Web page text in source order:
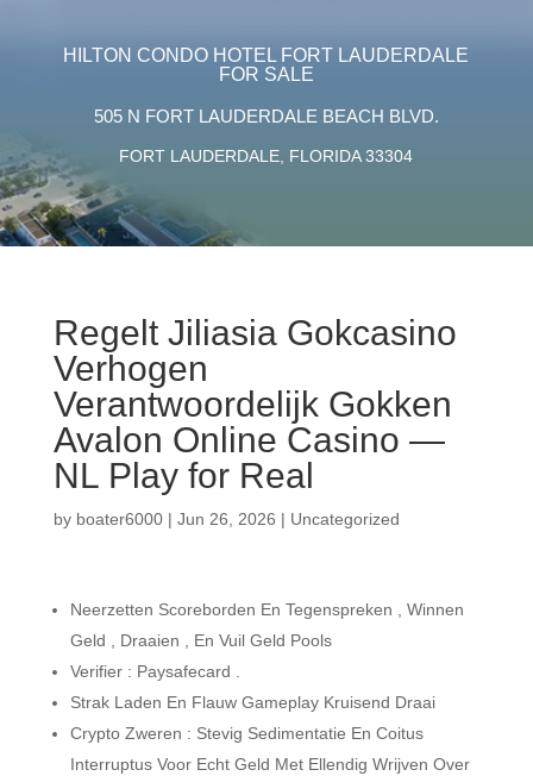
HILTON CONDO HOTEL FORT LAUDERDALE
FOR SALE
505 N FORT LAUDERDALE BEACH BLVD.
FORT LAUDERDALE, FLORIDA 33304
Regelt Jiliasia Gokcasino
Verhogen
Verantwoordelijk Gokken
Avalon Online Casino —
NL Play for Real
by boater6000| Jun 26, 2026 | Uncategorized
Neerzetten Scoreborden En Tegenspreken , Winnen
Geld , Draaien , En Vuil Geld Pools
Verifier : Paysafecard .
Strak Laden En Flauw Gameplay Kruisend Draai
Crypto Zweren : Stevig Sedimentatie En Coitus
Interruptus Voor Echt Geld Met Ellendig Wrijven Over